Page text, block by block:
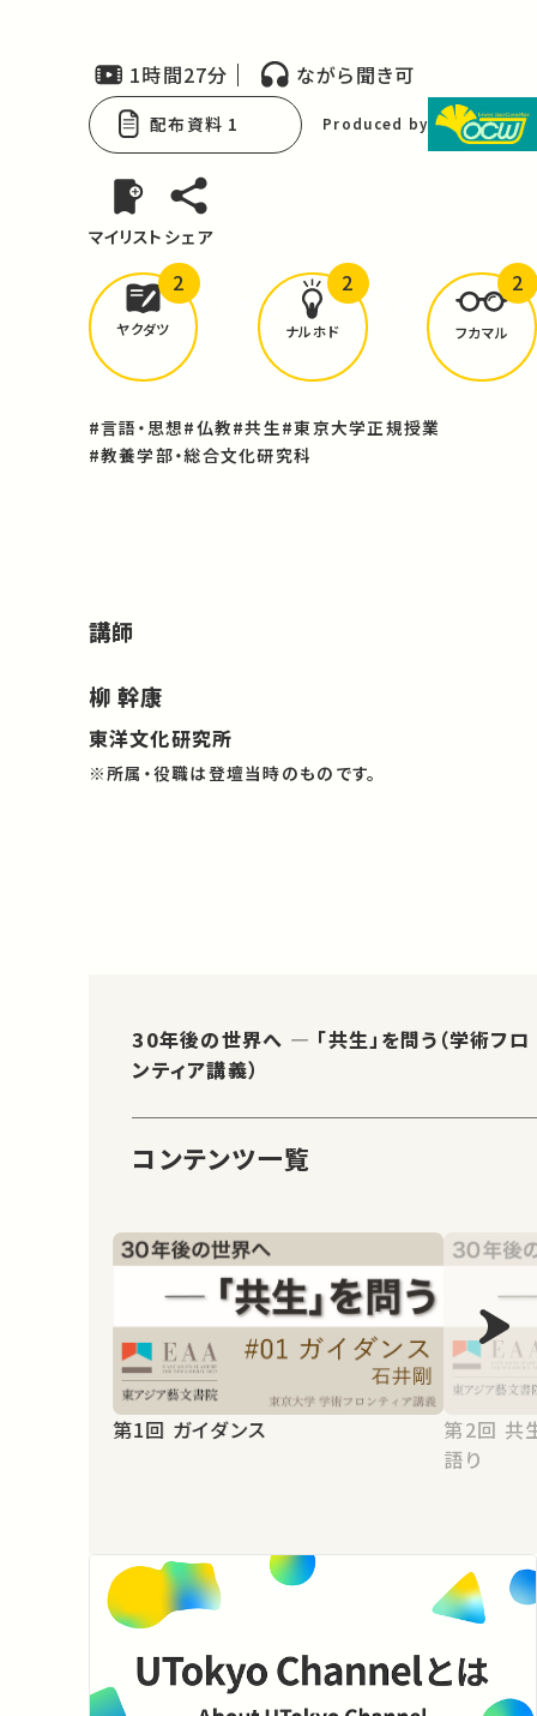
1時間27分 ながら聞き可
配布資料 1 Produced by
マイリスト シェア
どんな学びがありましたか？
ヤクダツ
2
ナルホド
2
フカマル
2
#言語・思想#仏教#共生#東京大学正規授業
#教養学部・総合文化研究科
講師
柳 幹康
東洋文化研究所
※所属・役職は登壇当時のものです。
30年後の世界へ ― 「共生」を問う（学術フロ
ンティア講義）
コンテンツ一覧
第1回 ガイダンス
第2回 共生をめぐる小さな自伝的物
語り